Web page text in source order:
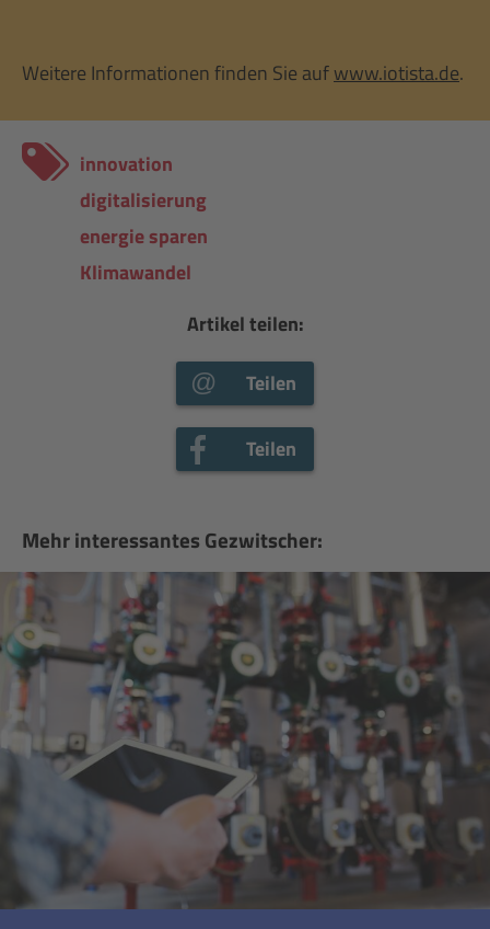
Weitere Informationen finden Sie aufwww.iotista.de.
innovation
digitalisierung
energie sparen
Klimawandel
Artikel teilen:
Teilen
Teilen
Mehr interessantes Gezwitscher: